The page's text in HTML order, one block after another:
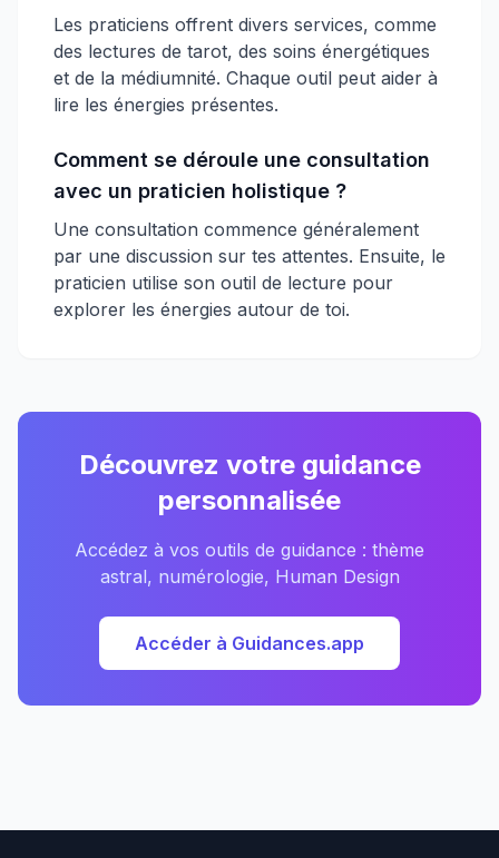
Les praticiens offrent divers services, comme
des lectures de tarot, des soins énergétiques
et de la médiumnité. Chaque outil peut aider à
lire les énergies présentes.
Comment se déroule une consultation
avec un praticien holistique ?
Une consultation commence généralement
par une discussion sur tes attentes. Ensuite, le
praticien utilise son outil de lecture pour
explorer les énergies autour de toi.
Découvrez votre guidance
personnalisée
Accédez à vos outils de guidance : thème
astral, numérologie, Human Design
Accéder à Guidances.app